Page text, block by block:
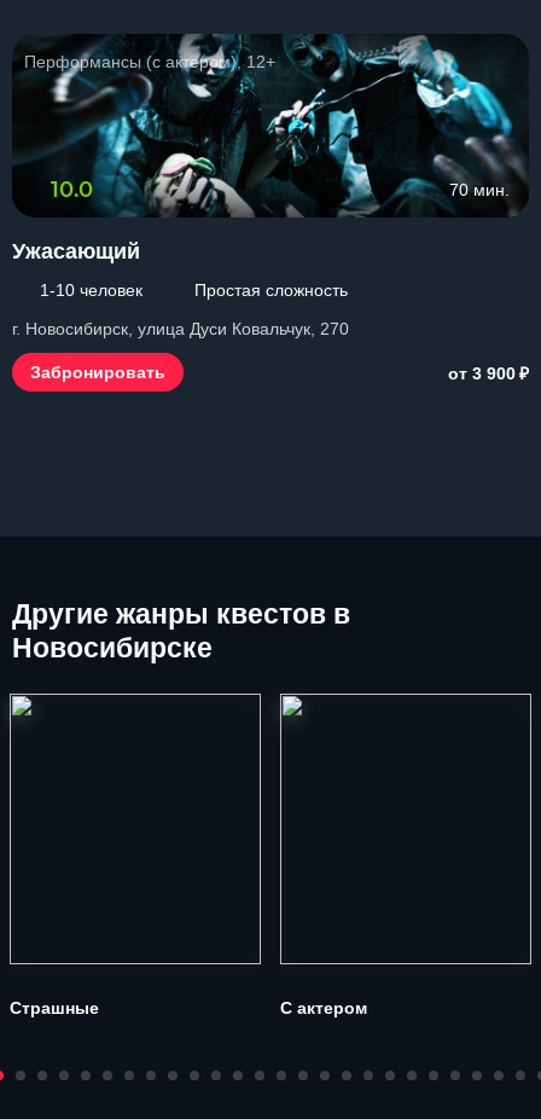
Перформансы (с актером), 12+
10.0 70 мин.
Ужасающий
1-10 человек
Простая сложность
г. Новосибирск, улица Дуси Ковальчук, 270
Забронировать от 3 900₽
Другие жанры квестов в
Новосибирске
Страшные С актером